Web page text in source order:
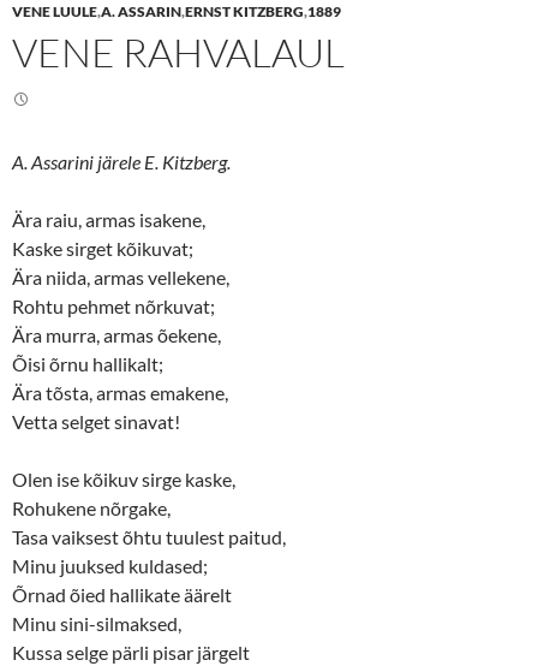
VENE LUULE,A. ASSARIN,ERNST KITZBERG,1889
VENE RAHVALAUL
A. Assarini järele E. Kitzberg.
Ära raiu, armas isakene,
Kaske sirget kõikuvat;
Ära niida, armas vellekene,
Rohtu pehmet nõrkuvat;
Ära murra, armas õekene,
Õisi õrnu hallikalt;
Ära tõsta, armas emakene,
Vetta selget sinavat!
Olen ise kõikuv sirge kaske,
Rohukene nõrgake,
Tasa vaiksest õhtu tuulest paitud,
Minu juuksed kuldased;
Õrnad õied hallikate äärelt
Minu sini-silmaksed,
Kussa selge pärli pisar järgelt